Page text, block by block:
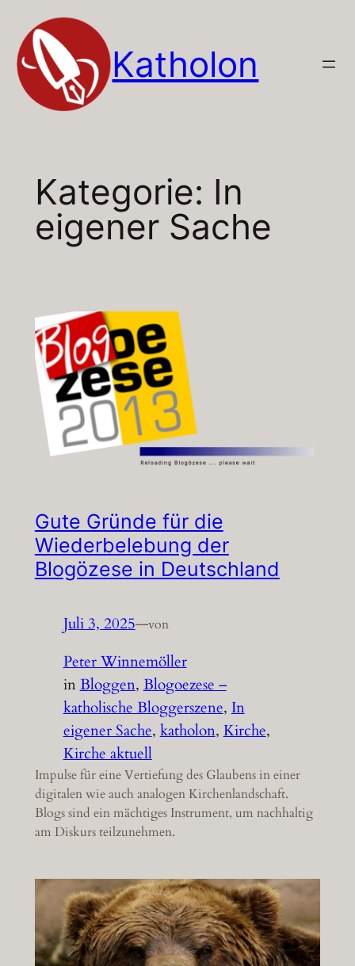
Inhalt
springen
Katholon
Kategorie: In
eigener Sache
Gute Gründe für die
Wiederbelebung der
Blogözese in Deutschland
Juli 3, 2025—von
Peter Winnemöller
inBloggen, Blogoezese –
katholische Bloggerszene, In
eigener Sache, katholon, Kirche
Kirche aktuell
Impulse für eine Vertiefung des Glaubens in einer
digitalen wie auch analogen Kirchenlandschaft.
Blogs sind ein mächtiges Instrument, um nachhaltig
am Diskurs teilzunehmen.